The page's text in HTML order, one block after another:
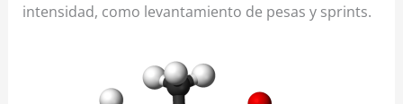
intensidad, como levantamiento de pesas y sprints.